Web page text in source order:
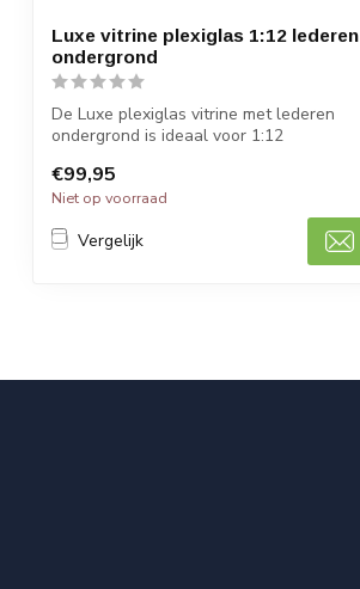
Luxe vitrine plexiglas 1:12 lederen
ondergrond
De Luxe plexiglas vitrine met lederen
ondergrond is ideaal voor 1:12
€99,95
Niet op voorraad
Vergelijk